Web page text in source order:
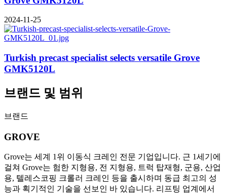
2024-11-25
Turkish precast specialist selects versatile Grove
GMK5120L
브랜드 및 범위
브랜드
GROVE
Grove는 세계 1위 이동식 크레인 전문 기업입니다. 근 1세기에
걸쳐 Grove는 험한 지형용, 전 지형용, 트럭 탑재형, 군용, 산업
용, 텔레스코핑 크롤러 크레인 등을 출시하며 동급 최고의 성
능과 획기적인 기술을 선보인 바 있습니다. 리프팅 업계에서